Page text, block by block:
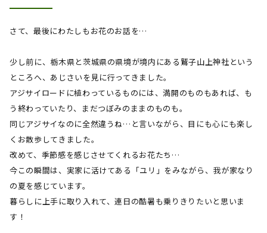
さて、最後にわたしもお花のお話を…
少し前に、栃木県と茨城県の県境が境内にある鷲子山上神社という
ところへ、あじさいを見に行ってきました。
アジサイロードに植わっているものには、満開のものもあれば、も
う終わっていたり、まだつぼみのままのものも。
同じアジサイなのに全然違うね…と言いながら、目にも心にも楽し
くお散歩してきました。
改めて、季節感を感じさせてくれるお花たち…
今この瞬間は、実家に活けてある「ユリ」をみながら、我が家なり
の夏を感じています。
暮らしに上手に取り入れて、連日の酷暑も乗りきりたいと思いま
す！